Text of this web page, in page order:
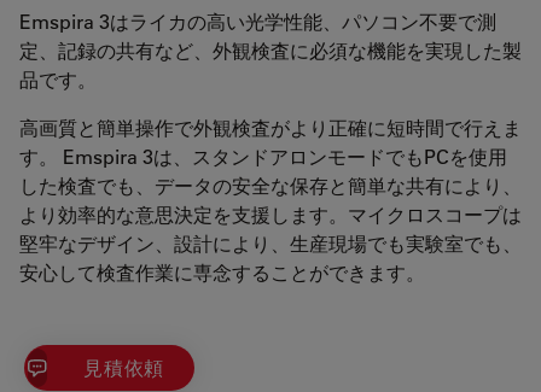
Emspira 3はライカの高い光学性能、パソコン不要で測
定、記録の共有など、外観検査に必須な機能を実現した製
品です。
高画質と簡単操作で外観検査がより正確に短時間で行えま
す。 Emspira 3は、スタンドアロンモードでもPCを使用
した検査でも、データの安全な保存と簡単な共有により、
より効率的な意思決定を支援します。マイクロスコープは
堅牢なデザイン、設計により、生産現場でも実験室でも、
安心して検査作業に専念することができます。
見積依頼